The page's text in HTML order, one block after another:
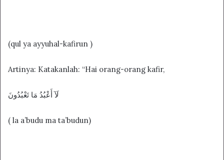
(qul ya ayyuhal-kafirun )
Artinya: Katakanlah: “Hai orang-orang kafir,
لَآ أَعْبُدُ مَا تَعْبُدُونَ
( la a’budu ma ta’budun)